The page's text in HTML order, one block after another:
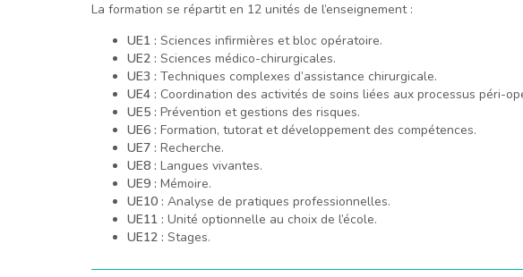
La formation se répartit en 12 unités de l’enseignement :
UE1 : Sciences infirmières et bloc opératoire.
UE2 : Sciences médico-chirurgicales.
UE3 : Techniques complexes d’assistance chirurgicale.
UE4 : Coordination des activités de soins liées aux processus péri-
UE5 : Prévention et gestions des risques.
UE6 : Formation, tutorat et développement des compétences.
UE7 : Recherche.
UE8 : Langues vivantes.
UE9 : Mémoire.
UE10 : Analyse de pratiques professionnelles.
UE11 : Unité optionnelle au choix de l’école.
UE12 : Stages.